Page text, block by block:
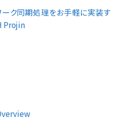
ーク同期処理をお手軽に実装す
Projin